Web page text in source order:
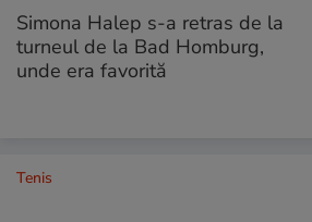
Simona Halep s-a retras de la
turneul de la Bad Homburg,
unde era favorită
Tenis